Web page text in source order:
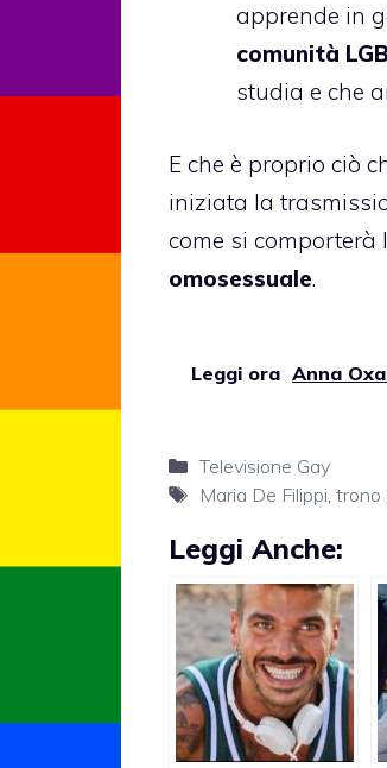
apprende in
comunità
studia e che
E che è proprio ciò
iniziata la
come si comporterà
omosessuale.
Leggi ora Anna
Categorie
Televisione Gay
Tag
Maria De Filippi, trono
Leggi Anche: